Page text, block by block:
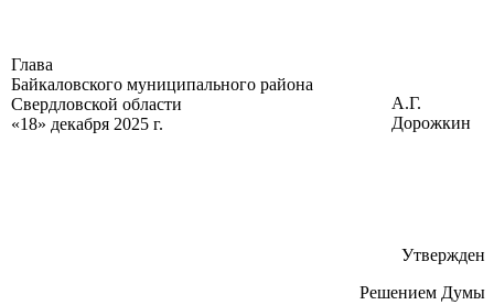
Глава
Байкаловского муниципального района
Свердловской области
«18» декабря 2025 г.
А.Г.
Дорожкин
Утвержден
Решением Думы